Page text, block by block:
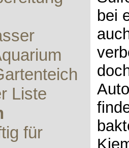
Liste
für
bei